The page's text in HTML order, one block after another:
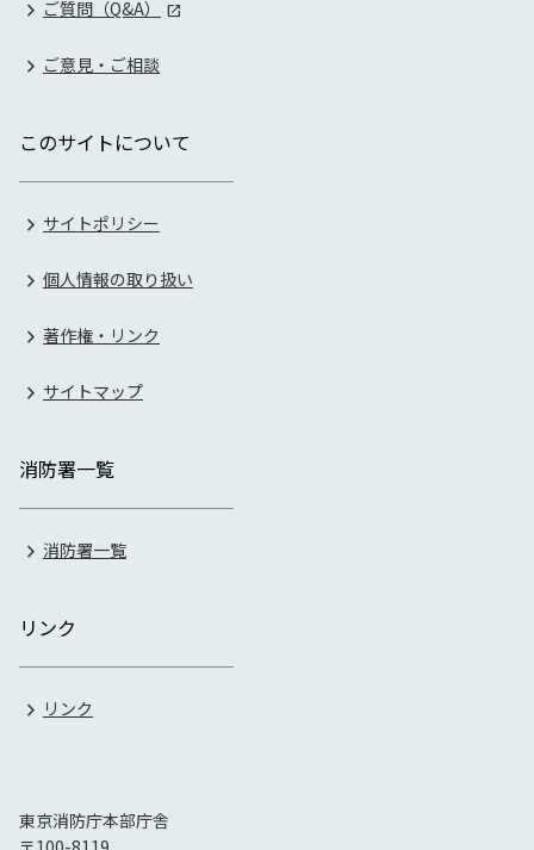
ご質問（Q&A）
ご意見・ご相談
このサイトについて
サイトポリシー
個人情報の取り扱い
著作権・リンク
サイトマップ
消防署一覧
消防署一覧
リンク
リンク
東京消防庁本部庁舎